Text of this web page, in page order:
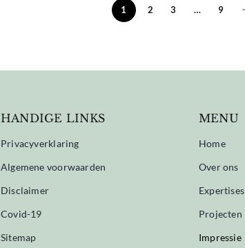
1 2 3 … 9
HANDIGE LINKS
Privacyverklaring
Algemene voorwaarden
Disclaimer
Covid-19
Sitemap
MENU
Home
Over ons
Expertises
Projecten
Impressie